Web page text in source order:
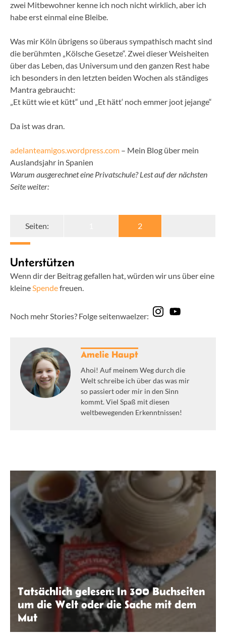
zwei Mitbewohner kenne ich noch nicht wirklich, aber ich
habe erst einmal eine Bleibe.
Was mir Köln übrigens so überaus sympathisch macht sind
die berühmten „Kölsche Gesetze“. Zwei dieser Weisheiten
über das Leben, das Universum und den ganzen Rest habe
ich besonders in den letzten beiden Wochen als ständiges
Mantra gebraucht:
„Et kütt wie et kütt“ und „Et hätt‘ noch emmer joot jejange“
Da ist was dran.
adelanteamigos.wordpress.com – Mein Blog über mein
Auslandsjahr in Spanien
Warum ausgerechnet eine Privatschule? Lest auf der nächsten
Seite weiter:
Seiten: 2
Unterstützen
Wenn dir der Beitrag gefallen hat, würden wir uns über eine
kleine Spendefreuen.
Noch mehr Stories? Folge seitenwaelzer:
Amelie Haupt
Ahoi! Auf meinem Weg durch die
Welt schreibe ich über das was mir
so passiert oder mir in den Sinn
kommt. Viel Spaß mit diesen
weltbewegenden Erkenntnissen!
Tatsächlich gelesen: In 300 Buchseiten
um die Welt oder die Sache mit dem
Mut